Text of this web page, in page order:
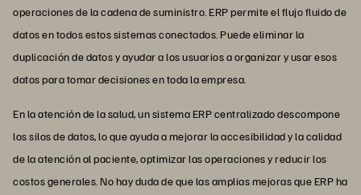
operaciones de la cadena de suministro. ERP permite el flujo fluido de
datos en todos estos sistemas conectados. Puede eliminar la
duplicación de datos y ayudar a los usuarios a organizar y usar esos
datos para tomar decisiones en toda la empresa.
En la atención de la salud, un sistema ERP centralizado descompone
los silos de datos, lo que ayuda a mejorar la accesibilidad y la calidad
de la atención al paciente, optimizar las operaciones y reducir los
costos generales. No hay duda de que las amplias mejoras que ERP ha